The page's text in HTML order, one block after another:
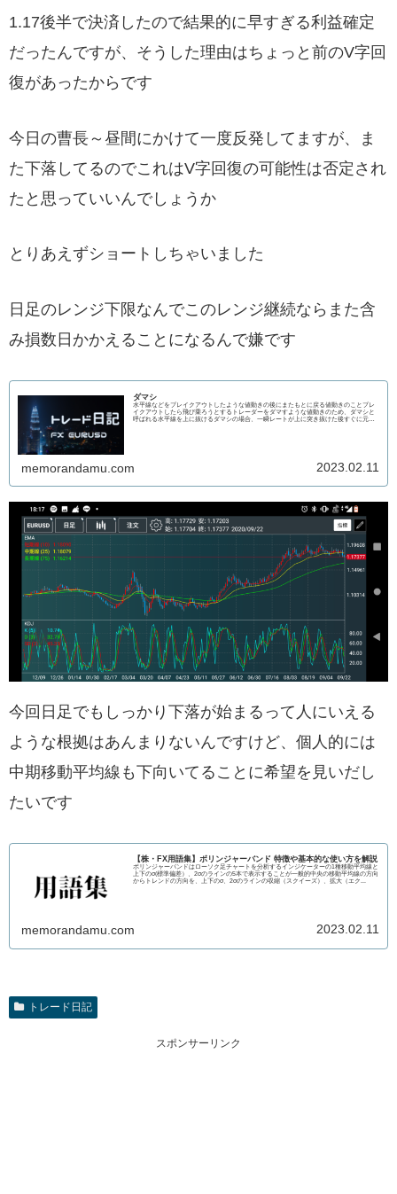
1.17後半で決済したので結果的に早すぎる利益確定
だったんですが、そうした理由はちょっと前のV字回
復があったからです
今日の曹長～昼間にかけて一度反発してますが、ま
た下落してるのでこれはV字回復の可能性は否定され
たと思っていいんでしょうか
とりあえずショートしちゃいました
日足のレンジ下限なんでこのレンジ継続ならまた含
み損数日かかえることになるんで嫌です
ダマシ
水平線などをブレイクアウトしたような値動きの後にまたもとに戻る値動きのことブレ
イクアウトしたら飛び乗ろうとするトレーダーをダマすような値動きのため、ダマシと
呼ばれる水平線を上に抜けるダマシの場合、一瞬レートが上に突き抜けた後すぐに元に
memorandamu.com 2023.02.11
今回日足でもしっかり下落が始まるって人にいえる
ような根拠はあんまりないんですけど、個人的には
中期移動平均線も下向いてることに希望を見いだし
たいです
【株・FX用語集】ボリンジャーバンド 特徴や基本的な使い方を解説
ボリンジャーバンドはローソク足チャートを分析するインジケーターの1種移動平均線と
上下のσ(標準偏差）、2σのラインの5本で表示することが一般的中央の移動平均線の方向
からトレンドの方向を、上下のσ、2σのラインの収縮（スクイーズ）、拡大（エク...
memorandamu.com 2023.02.11
トレード日記
スポンサーリンク